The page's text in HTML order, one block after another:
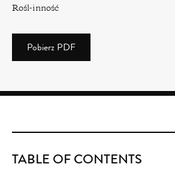
Rośl-inność
Pobierz PDF
(3.33
TABLE OF CONTENTS